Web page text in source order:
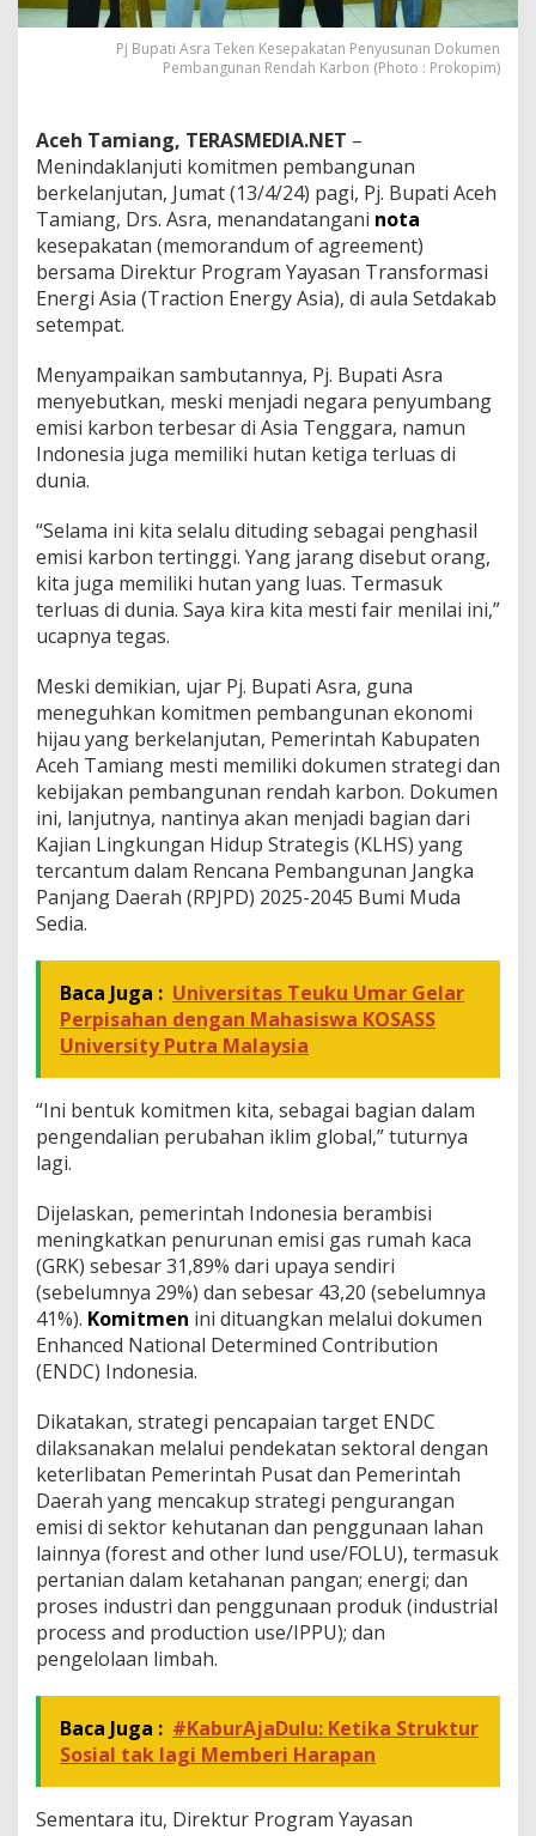
a
n
P
y
u
s
u
n
a
n
o
m
e
P
e
a
g
u
n
e
n
d
a
h
K
a
r
b
o
Pj Bupati Asra Teken Kesepakatan Penyusunan Dokumen
Pembangunan Rendah Karbon (Photo : Prokopim)
Aceh Tamiang, TERASMEDIA.NET –
Menindaklanjuti komitmen pembangunan
berkelanjutan, Jumat (13/4/24) pagi, Pj. Bupati Aceh
Tamiang, Drs. Asra, menandatangani nota
kesepakatan (memorandum of agreement)
bersama Direktur Program Yayasan Transformasi
Energi Asia (Traction Energy Asia), di aula Setdakab
setempat.
Menyampaikan sambutannya, Pj. Bupati Asra
menyebutkan, meski menjadi negara penyumbang
emisi karbon terbesar di Asia Tenggara, namun
Indonesia juga memiliki hutan ketiga terluas di
dunia.
“Selama ini kita selalu dituding sebagai penghasil
emisi karbon tertinggi. Yang jarang disebut orang,
kita juga memiliki hutan yang luas. Termasuk
terluas di dunia. Saya kira kita mesti fair menilai ini,”
ucapnya tegas.
Meski demikian, ujar Pj. Bupati Asra, guna
meneguhkan komitmen pembangunan ekonomi
hijau yang berkelanjutan, Pemerintah Kabupaten
Aceh Tamiang mesti memiliki dokumen strategi dan
kebijakan pembangunan rendah karbon. Dokumen
ini, lanjutnya, nantinya akan menjadi bagian dari
Kajian Lingkungan Hidup Strategis (KLHS) yang
tercantum dalam Rencana Pembangunan Jangka
Panjang Daerah (RPJPD) 2025-2045 Bumi Muda
Sedia.
Baca Juga : Universitas Teuku Umar Gelar
Perpisahan dengan Mahasiswa KOSASS
University Putra Malaysia
“Ini bentuk komitmen kita, sebagai bagian dalam
pengendalian perubahan iklim global,” tuturnya
lagi.
Dijelaskan, pemerintah Indonesia berambisi
meningkatkan penurunan emisi gas rumah kaca
(GRK) sebesar 31,89% dari upaya sendiri
(sebelumnya 29%) dan sebesar 43,20 (sebelumnya
41%). Komitmen ini dituangkan melalui dokumen
Enhanced National Determined Contribution
(ENDC) Indonesia.
Dikatakan, strategi pencapaian target ENDC
dilaksanakan melalui pendekatan sektoral dengan
keterlibatan Pemerintah Pusat dan Pemerintah
Daerah yang mencakup strategi pengurangan
emisi di sektor kehutanan dan penggunaan lahan
lainnya (forest and other lund use/FOLU), termasuk
pertanian dalam ketahanan pangan; energi; dan
proses industri dan penggunaan produk (industrial
process and production use/IPPU); dan
pengelolaan limbah.
Baca Juga : #KaburAjaDulu: Ketika Struktur
Sosial tak lagi Memberi Harapan
Sementara itu, Direktur Program Yayasan